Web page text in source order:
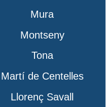
Mura
Montseny
Tona
Martí de Centelles
Llorenç Savall